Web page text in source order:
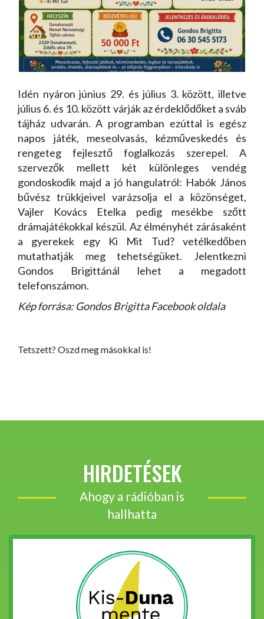
Idén nyáron június 29. és július 3. között, illetve
július 6. és 10. között várják az érdeklődőket a sváb
tájház udvarán. A programban ezúttal is egész
napos játék, meseolvasás, kézműveskedés és
rengeteg fejlesztő foglalkozás szerepel. A
szervezők mellett két különleges vendég
gondoskodik majd a jó hangulatról: Habók János
bűvész trükkjeivel varázsolja el a közönséget,
Vajler Kovács Etelka pedig mesékbe szőtt
drámajátékokkal készül. Az élményhét zárásaként
a gyerekek egy Ki Mit Tud? vetélkedőben
mutathatják meg tehetségüket. Jelentkezni
Gondos Brigittánál lehet a megadott
telefonszámon.
Kép forrása: Gondos Brigitta Facebook oldala
Tetszett? Oszd meg másokkal is!
HIRDETÉSEK
Ahogy a rádióban is
hallhatta